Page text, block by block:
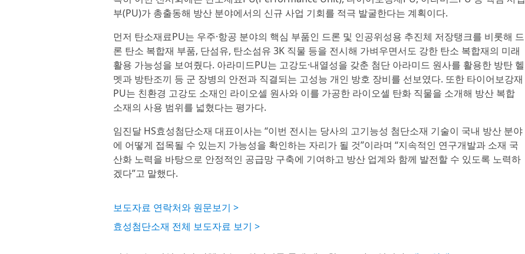
부(PU)가 총출동해 방산 분야에서의 신규 사업 기회를 적극 발굴한다는 계획이다.
먼저 탄소재료PU는 우주·항공 분야의 핵심 부품인 드론 및 인공위성용 추진체 저장탱크를 비롯해 드
론 탄소 복합재 부품, 단섬유, 탄소섬유 3K 직물 등을 전시해 가벼우면서도 강한 탄소 복합재의 미래
활용 가능성을 보여줬다. 아라미드PU는 고강도·내열성을 갖춘 첨단 아라미드 원사를 활용한 방탄 헬
멧과 방탄조끼 등 군 장병의 안전과 직결되는 고성능 개인 방호 장비를 선보였다. 또한 타이어보강재
PU는 친환경 고강도 소재인 라이오셀 원사와 이를 가공한 라이오셀 탄화 직물을 소개해 방산 복합
소재의 사용 범위를 넓혔다는 평가다.
임진달 HS효성첨단소재 대표이사는 “이번 전시는 당사의 고기능성 첨단소재 기술이 국내 방산 분야
에 어떻게 접목될 수 있는지 가능성을 확인하는 자리가 될 것”이라며 “지속적인 연구개발과 소재 국
산화 노력을 바탕으로 안정적인 공급망 구축에 기여하고 방산 업계와 함께 발전할 수 있도록 노력하
겠다”고 말했다.
보도자료 연락처와 원문보기 >
효성첨단소재 전체 보도자료 보기 >